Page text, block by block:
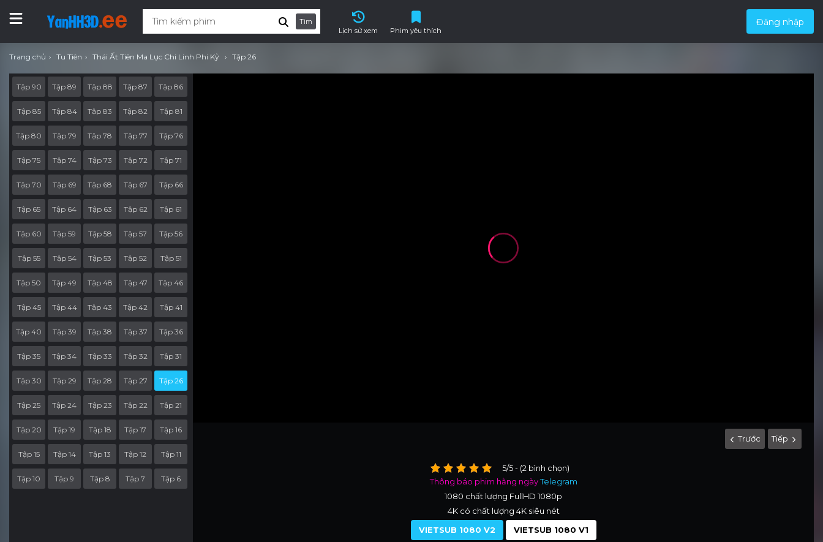
Tìm
Lịch sử xem
Phim yêu thích
Đăng nhập
Trang chủ Tu Tiên Thái Ất Tiên Ma Lục Chi Linh Phi Kỷ Tập 26
Trước Tiếp
5/5 - (2 bình chọn)
Thông báo phim hằng ngàyTelegram
1080 chất lượng FullHD 1080p
4K có chất lượng 4K siêu nét
VIETSUB 1080 V2
VIETSUB 1080 V1
Tập 90 Tập 89 Tập 88 Tập 87 Tập 86
Tập 85 Tập 84 Tập 83 Tập 82 Tập 81
Tập 80 Tập 79 Tập 78 Tập 77 Tập 76
Tập 75 Tập 74 Tập 73 Tập 72 Tập 71
Tập 70 Tập 69 Tập 68 Tập 67 Tập 66
Tập 65 Tập 64 Tập 63 Tập 62 Tập 61
Tập 60 Tập 59 Tập 58 Tập 57 Tập 56
Tập 55 Tập 54 Tập 53 Tập 52 Tập 51
Tập 50 Tập 49 Tập 48 Tập 47 Tập 46
Tập 45 Tập 44 Tập 43 Tập 42 Tập 41
Tập 40 Tập 39 Tập 38 Tập 37 Tập 36
Tập 35 Tập 34 Tập 33 Tập 32 Tập 31
Tập 30 Tập 29 Tập 28 Tập 27 Tập 26
Tập 25 Tập 24 Tập 23 Tập 22 Tập 21
Tập 20 Tập 19 Tập 18 Tập 17 Tập 16
Tập 15 Tập 14 Tập 13 Tập 12 Tập 11
Tập 10 Tập 9 Tập 8 Tập 7 Tập 6